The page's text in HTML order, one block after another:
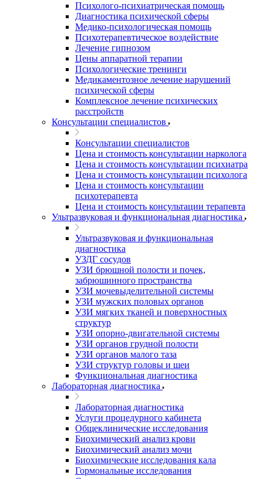
Психолого-психиатрическая помощь
Диагностика психической сферы
Медико-психологическая помощь
Психотерапевтическое воздействие
Лечение гипнозом
Цены аппаратной терапии
Психологические тренинги
Медикаментозное лечение нарушений
психической сферы
Комплексное лечение психических
расстройств
Консультации специалистов
Консультации специалистов
Цена и стоимость консультации нарколога
Цена и стоимость консультации психиатра
Цена и стоимость консультации психолога
Цена и стоимость консультации
психотерапевта
Цена и стоимость консультации терапевта
Ультразвуковая и функциональная диагностика
Ультразвуковая и функциональная
диагностика
УЗДГ сосудов
УЗИ брюшной полости и почек,
забрюшинного пространства
УЗИ мочевыделительной системы
УЗИ мужских половых органов
УЗИ мягких тканей и поверхностных
структур
УЗИ опорно-двигательной системы
УЗИ органов грудной полости
УЗИ органов малого таза
УЗИ структур головы и шеи
Функциональная диагностика
Лабораторная диагностика
Лабораторная диагностика
Услуги процедурного кабинета
Общеклинические исследования
Биохимический анализ крови
Биохимический анализ мочи
Биохимические исследования кала
Гормональные исследования